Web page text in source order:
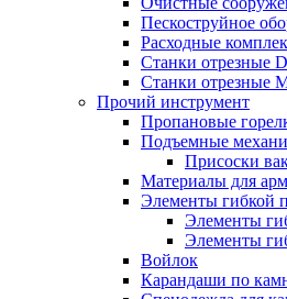
Пескоструйное
Расходные
Станки отрезные
Станки отрезные
Прочий инструмент
Пропановые
Подъeмные
Присоски
Материалы для
Элементы гибкой
Элементы
Элементы
Войлок
Карандаши по